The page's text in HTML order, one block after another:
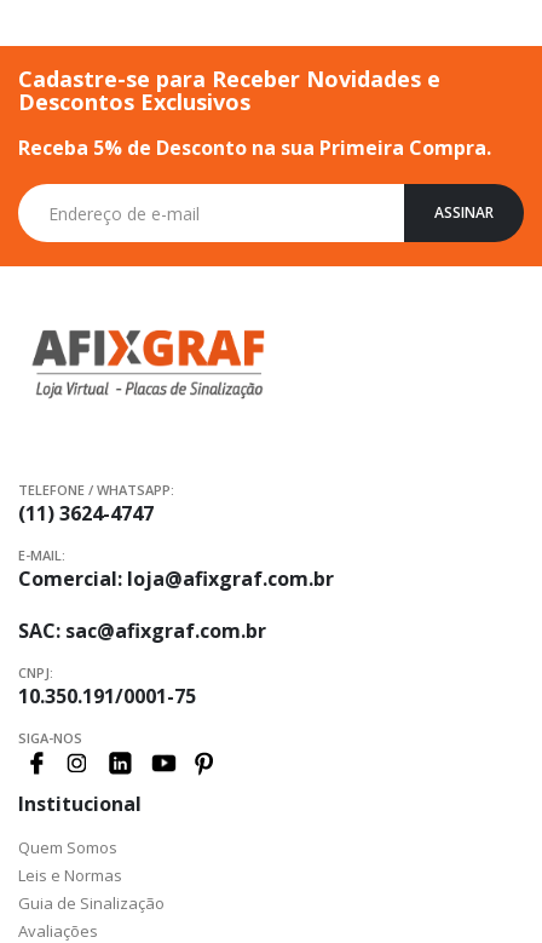
Cadastre-se para Receber Novidades e
Descontos Exclusivos
Receba 5% de Desconto na sua Primeira Compra.
Inscreva-
se
na
ASSINAR
TELEFONE / WHATSAPP:
(11) 3624-4747
E-MAIL:
Comercial: loja@afixgraf.com.br
SAC: sac@afixgraf.com.br
CNPJ:
10.350.191/0001-75
SIGA-NOS
Institucional
Quem Somos
Leis e Normas
Guia de Sinalização
Avaliações